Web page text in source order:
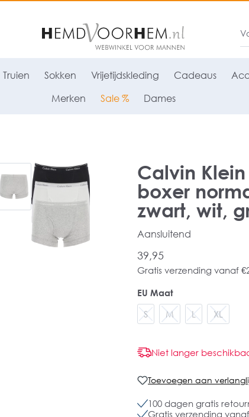
Truien Sokken Vrijetijdskleding Cadeaus
Merken Sale % Dames
Calvin
boxer
zwart, wit,
Aansluitend
39,95
Gratis verzending vanaf
EU Maat
S
M L XL
Niet langer
Toevoegen aan
100 dagen gratis
Gratis verzending